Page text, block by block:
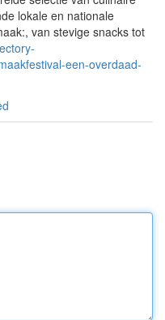
lokale en nationale
van stevige snacks tot
een-overdaad-